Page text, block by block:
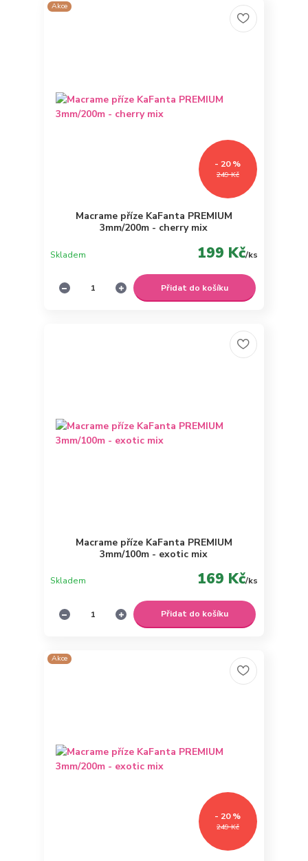
Akce
249 Kč
- 20 %
Macrame příze KaFanta PREMIUM
3mm/200m - cherry mix
199 Kč/ks
Skladem
Přidat do košíku
Macrame příze KaFanta PREMIUM
3mm/100m - exotic mix
169 Kč/ks
Skladem
Přidat do košíku
Akce
249 Kč
- 20 %